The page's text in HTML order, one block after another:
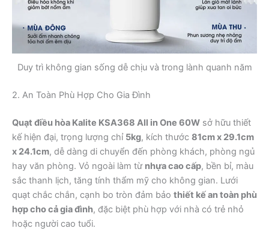
Duy trì không gian sống dễ chịu và trong lành quanh năm
2. An Toàn Phù Hợp Cho Gia Đình
Quạt điều hòa Kalite KSA368 All in One 60W sở hữu thiết
kế hiện đại, trọng lượng chỉ 5kg, kích thước 81cm x 29.1cm
x 24.1cm, dễ dàng di chuyển đến phòng khách, phòng ngủ
hay văn phòng. Vỏ ngoài làm từ nhựa cao cấp, bền bỉ, màu
sắc thanh lịch, tăng tính thẩm mỹ cho không gian. Lưới
quạt chắc chắn, cạnh bo tròn đảm bảo thiết kế an toàn phù
hợp cho cả gia đình, đặc biệt phù hợp với nhà có trẻ nhỏ
hoặc người cao tuổi.